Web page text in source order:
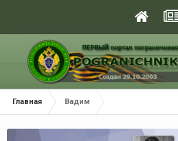
Главная Вадим